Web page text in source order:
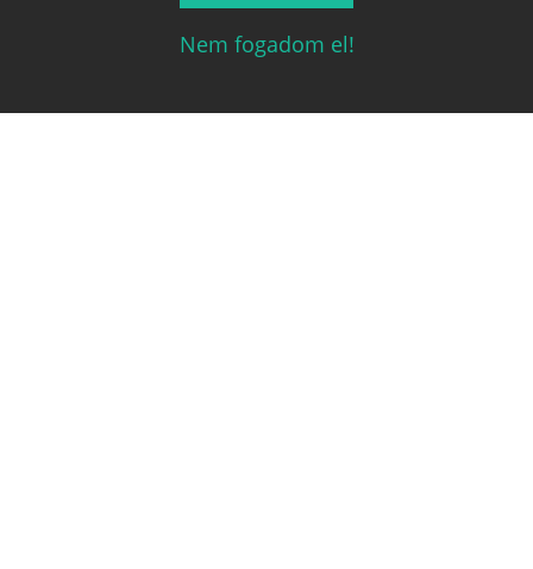
Nem fogadom el!